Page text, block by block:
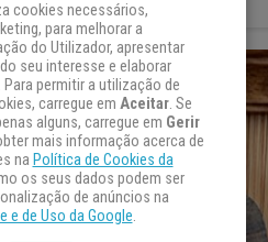
cookies necessários,
para melhorar a
do Utilizador, apresentar
seu interesse e elaborar
permitir a utilização de
carregue em Aceitar. Se
alguns, carregue em Gerir
mais informação acerca de
na Política de Cookies da
os seus dados podem ser
de anúncios na
e de Uso da Google.